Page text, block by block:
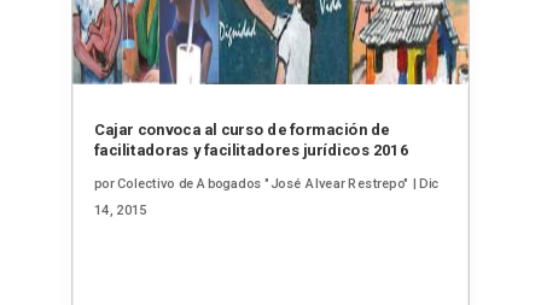
Cajar convoca al curso de formación de
facilitadoras y facilitadores jurídicos 2016
porColectivo de Abogados "José Alvear Restrepo" |Dic
14, 2015